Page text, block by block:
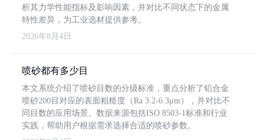
析其力学性能指标及影响因素，并对比不同状态下的金属
特性差异，为工业选材提供参考。
2026年8月4日
喷砂都有多少目
本文系统介绍了喷砂目数的分级标准，重点分析了铝合金
喷砂200目对应的表面粗糙度（Ra 3.2-6.3μm），并对比不
同目数的应用场景。数据来源包括ISO 8503-1标准和行业
实践，帮助用户根据需求选择合适的喷砂参数。